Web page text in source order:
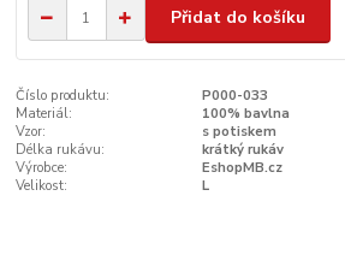
Přidat do košíku
Číslo produktu:
P000-033
Materiál:
100% bavlna
Vzor:
s potiskem
Délka rukávu:
krátký rukáv
Výrobce:
EshopMB.cz
Velikost:
L